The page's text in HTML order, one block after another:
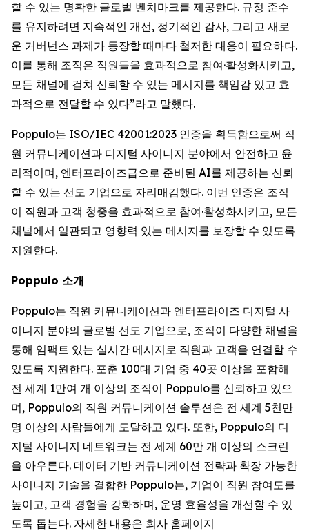
할 수 있는 명확한 글로벌 벤치마크를 제공한다. 규정 준수
를 유지하려면 지속적인 개선, 정기적인 감사, 그리고 새로
운 거버넌스 과제가 등장할 때마다 철저한 대응이 필요하다.
이를 통해 조직은 직원들을 효과적으로 참여·활성화시키고,
모든 채널에 걸쳐 신뢰할 수 있는 메시지를 책임감 있고 효
과적으로 전달할 수 있다”라고 말했다.
Poppulo는 ISO/IEC 42001:2023 인증을 획득함으로써 직
원 커뮤니케이션과 디지털 사이니지 분야에서 안전하고 윤
리적이며, 엔터프라이즈급으로 준비된 AI를 제공하는 신뢰
할 수 있는 선도 기업으로 자리매김했다. 이번 인증은 조직
이 직원과 고객 청중을 효과적으로 참여·활성화시키고, 모든
채널에서 일관되고 영향력 있는 메시지를 보장할 수 있도록
지원한다.
Poppulo 소개
Poppulo는 직원 커뮤니케이션과 엔터프라이즈 디지털 사
이니지 분야의 글로벌 선도 기업으로, 조직이 다양한 채널을
통해 임팩트 있는 실시간 메시지로 직원과 고객을 연결할 수
있도록 지원한다. 포춘 100대 기업 중 40곳 이상을 포함해
전 세계 1만여 개 이상의 조직이 Poppulo를 신뢰하고 있으
며, Poppulo의 직원 커뮤니케이션 솔루션은 전 세계 5천만
명 이상의 사람들에게 도달하고 있다. 또한, Poppulo의 디
지털 사이니지 네트워크는 전 세계 60만 개 이상의 스크린
을 아우른다. 데이터 기반 커뮤니케이션 전략과 확장 가능한
사이니지 기술을 결합한 Poppulo는, 기업이 직원 참여도를
높이고, 고객 경험을 강화하며, 운영 효율성을 개선할 수 있
도록 돕는다. 자세한 내용은 회사 홈페이지